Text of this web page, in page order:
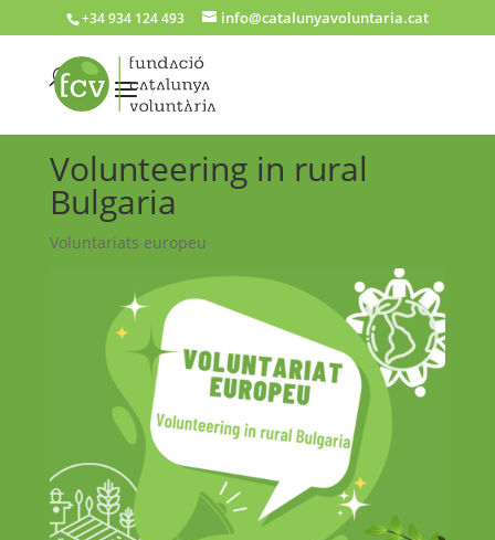
+34 934 124 493 info@catalunyavoluntaria.cat
Volunteering in rural
Bulgaria
Voluntariats europeu